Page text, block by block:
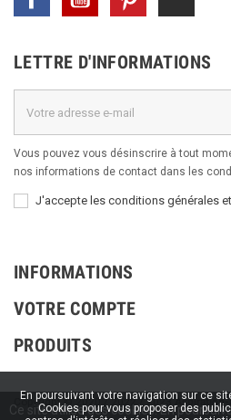
LETTRE D'INFORMATIONS
Vous pouvez vous désinscrire à tout
nos informations de contact dans les
J'accepte les conditions générales
INFORMATIONS
VOTRE COMPTE
PRODUITS
Copyright © 2020 / 2022 / 2023Aspiration-
Ce site utilise des cookies. En
En poursuivant votre navigation sur ce
Cookies pour vous proposer des